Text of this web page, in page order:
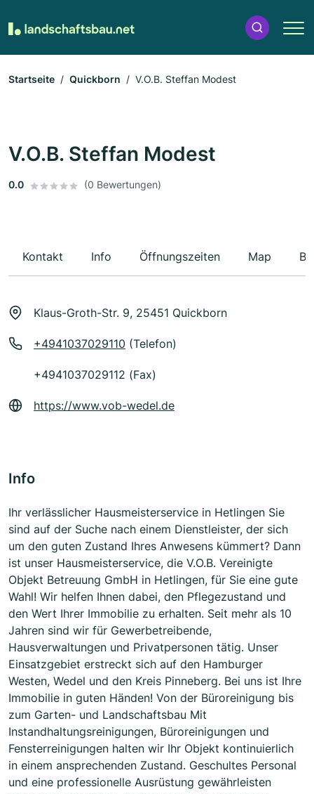
Startseite Quickborn V.O.B. Steffan Modest
V.O.B. Steffan Modest
0.0 (0 Bewertungen)
Kontakt Info Öffnungszeiten Map
Klaus-Groth-Str. 9, 25451 Quickborn
+4941037029110 (Telefon)
+4941037029112 (Fax)
https://www.vob-wedel.de
Info
Ihr verlässlicher Hausmeisterservice in Hetlingen Sie
sind auf der Suche nach einem Dienstleister, der sich
um den guten Zustand Ihres Anwesens kümmert? Dann
ist unser Hausmeisterservice, die V.O.B. Vereinigte
Objekt Betreuung GmbH in Hetlingen, für Sie eine gute
Wahl! Wir helfen Ihnen dabei, den Pflegezustand und
den Wert Ihrer Immobilie zu erhalten. Seit mehr als 10
Jahren sind wir für Gewerbetreibende,
Hausverwaltungen und Privatpersonen tätig. Unser
Einsatzgebiet erstreckt sich auf den Hamburger
Westen, Wedel und den Kreis Pinneberg. Bei uns ist Ihre
Immobilie in guten Händen! Von der Büroreinigung bis
zum Garten- und Landschaftsbau Mit
Instandhaltungsreinigungen, Büroreinigungen und
Fensterreinigungen halten wir Ihr Objekt kontinuierlich
in einem ansprechenden Zustand. Geschultes Personal
und eine professionelle Ausrüstung gewährleisten